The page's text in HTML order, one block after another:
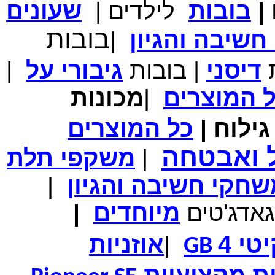
₪700.00 מחיר שוק
₪339.00 המחיר שלך
משלוח חינם
₪150.00 מחיר שוק
₪99.00 המחיר שלך
₪104.00 המחיר כולל משלוח :
נרתיק עור יוקרתי עבור אייפוד וידאו 60GB\80GB \שחור
| בובות לילדים |
שעונים
והגיון
|בובות
דיסני | בובות גיבורי על
|
המוצרים |מכונות
| כל המוצרים
ואבטחה | משקפי תלת
חשיבה והגיון
|
גאדג'טים מיוחדים |
4
GB
|אוזניות